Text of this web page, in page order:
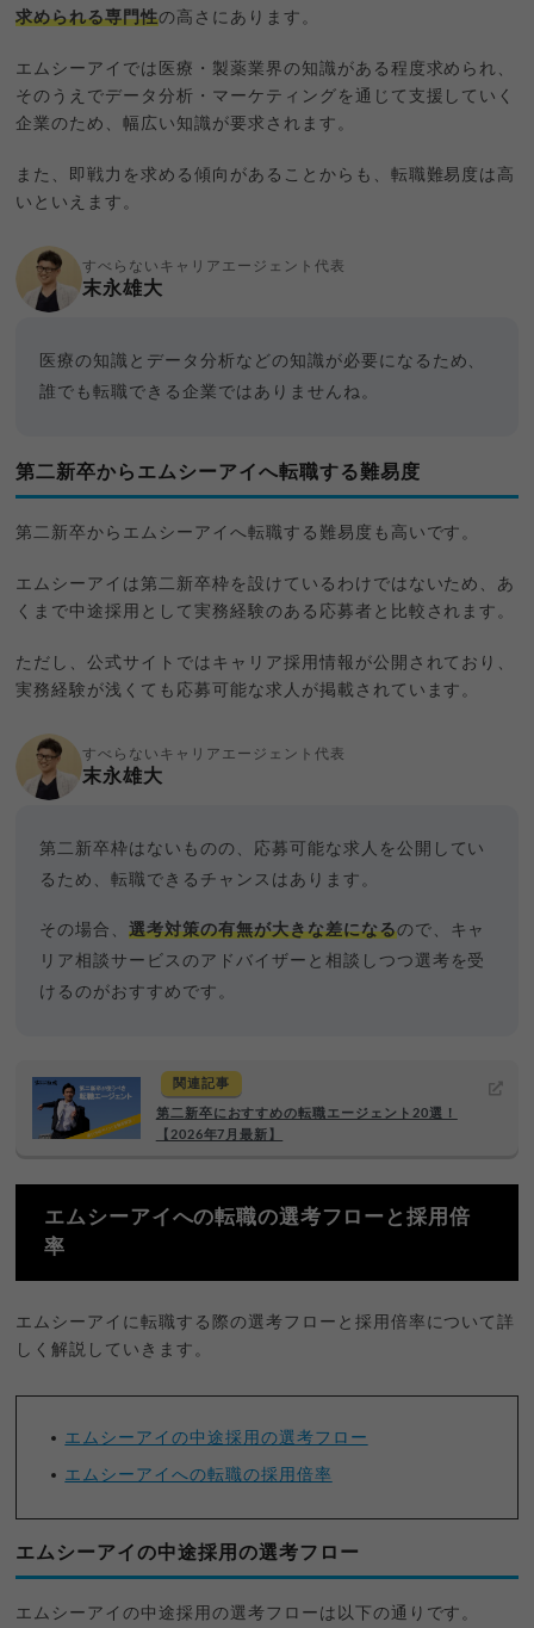
求められる専門性の高さにあります。
エムシーアイでは医療・製薬業界の知識がある程度求められ、
そのうえでデータ分析・マーケティングを通じて支援していく
企業のため、幅広い知識が要求されます。
また、即戦力を求める傾向があることからも、転職難易度は高
いといえます。
すべらないキャリアエージェント代表
末永雄大
医療の知識とデータ分析などの知識が必要になるため、
誰でも転職できる企業ではありませんね。
第二新卒からエムシーアイへ転職する難易度
第二新卒からエムシーアイへ転職する難易度も高いです。
エムシーアイは第二新卒枠を設けているわけではないため、あ
くまで中途採用として実務経験のある応募者と比較されます。
ただし、公式サイトではキャリア採用情報が公開されており、
実務経験が浅くても応募可能な求人が掲載されています。
すべらないキャリアエージェント代表
末永雄大
第二新卒枠はないものの、応募可能な求人を公開してい
るため、転職できるチャンスはあります。
その場合、選考対策の有無が大きな差になるので、キャ
リア相談サービスのアドバイザーと相談しつつ選考を受
けるのがおすすめです。
関連記事
第二新卒におすすめの転職エージェント20選！
【2026年7月最新】
エムシーアイへの転職の選考フローと採用倍
率
エムシーアイに転職する際の選考フローと採用倍率について詳
しく解説していきます。
エムシーアイの中途採用の選考フロー
エムシーアイへの転職の採用倍率
エムシーアイの中途採用の選考フロー
エムシーアイの中途採用の選考フローは以下の通りです。